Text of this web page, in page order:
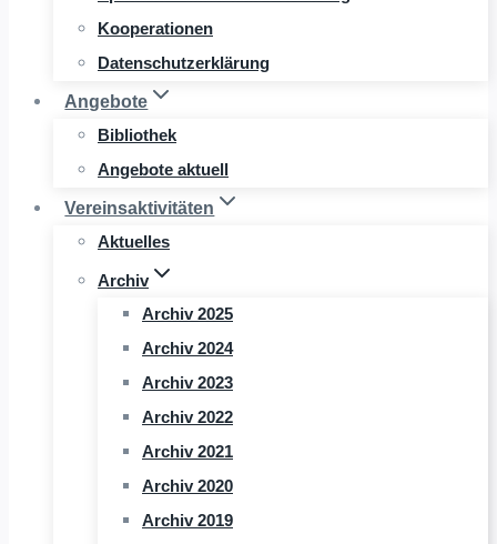
Kooperationen
Datenschutzerklärung
Angebote
Bibliothek
Angebote aktuell
Vereinsaktivitäten
Aktuelles
Archiv
Archiv 2025
Archiv 2024
Archiv 2023
Archiv 2022
Archiv 2021
Archiv 2020
Archiv 2019